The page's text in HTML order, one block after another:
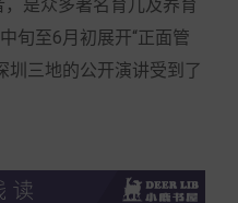
是众多著名育儿及养育
旬至6月初展开“正面管
圳三地的公开演讲受到了